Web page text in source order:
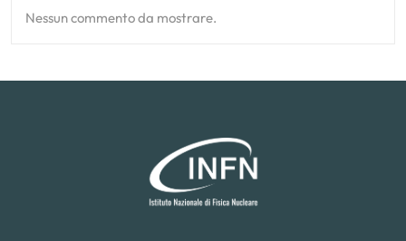
Nessun commento da mostrare.